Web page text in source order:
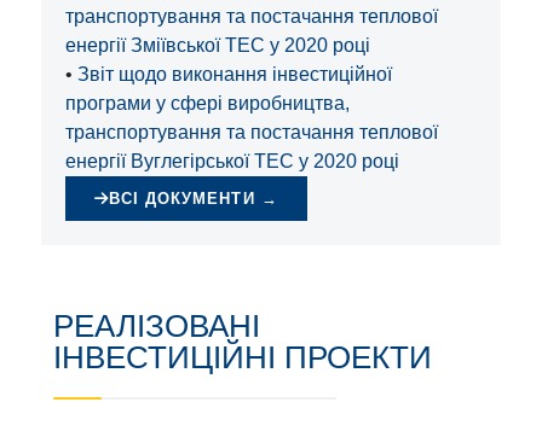
транспортування та постачання теплової
енергії Зміївської ТЕС у 2020 році
• Звіт щодо виконання інвестиційної
програми у сфері виробництва,
транспортування та постачання теплової
енергії Вуглегірської ТЕС у 2020 році
ВСІ ДОКУМЕНТИ →
РЕАЛІЗОВАНІ
ІНВЕСТИЦІЙНІ ПРОЕКТИ